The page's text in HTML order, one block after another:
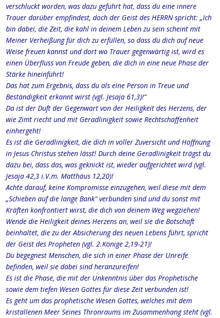
verschluckt worden, was dazu geführt hat, dass du eine innere
Trauer darüber empfindest, doch der Geist des HERRN spricht: „Ich
bin dabei, die Zeit, die kahl in deinem Leben zu sein scheint mit
Meiner Verheißung für dich zu erfüllen, so dass du dich auf neue
Weise freuen kannst und dort wo Trauer gegenwärtig ist, wird es
einen Überfluss von Freude geben, die dich in eine neue Phase der
Stärke hineinführt!
Das hat zum Ergebnis, dass du als eine Person in Treue und
Beständigkeit erkannt wirst (vgl. Jesaja 61,3)!“
Da ist der Duft der Gegenwart von der Heiligkeit des Herzens, der
wie Zimt riecht und mit Geradlinigkeit sowie Rechtschaffenheit
einhergeht!
Es ist die Geradlinigkeit, die dich in voller Zuversicht und Hoffnung
in Jesus Christus stehen lässt! Durch deine Geradlinigkeit trägst du
dazu bei, dass das, was geknickt ist, wieder aufgerichtet wird (vgl.
Jesaja 42,3 i.V.m. Matthäus 12,20)!
Achte darauf, keine Kompromisse einzugehen, weil diese mit dem
„Schieben auf die lange Bank“ verbunden sind und du sonst mit
Kräften konfrontiert wirst, die dich von deinem Weg wegziehen!
Wende die Heiligkeit deines Herzens an, weil sie die Botschaft
beinhaltet, die zu der Absicherung des neuen Lebens führt, spricht
der Geist des Propheten (vgl. 2.Könige 2,19-21)!
Du begegnest Menschen, die sich in einer Phase der Unreife
befinden, weil sie dabei sind heranzureifen!
Es ist die Phase, die mit der Unkenntnis über das Prophetische
sowie dem tiefen Wesen Gottes für diese Zeit verbunden ist!
Es geht um das prophetische Wesen Gottes, welches mit dem
kristallenen Meer Seines Thronraums im Zusammenhang steht (vgl.